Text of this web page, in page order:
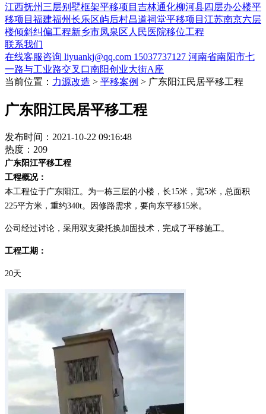
江西抚州三层别墅框架平移项目 吉林通化柳河县四层办公楼平
移项目 福建福州长乐区屿后村昌道祠堂平移项目 江苏南京六层
楼倾斜纠偏工程新乡市凤泉区人民医院移位工程
联系我们
在线客服咨询 liyuankj@qq.com 15037737127 河南省南阳市七
一路与工业路交叉口南阳创业大街A座
当前位置： 力源改造 > 平移案例 > 广东阳江民居平移工程
广东阳江民居平移工程
发布时间：2021-10-22 09:16:48
热度：209
广东阳江平移工程
工程概况：
本工程位于广东阳江。为一栋三层的小楼，长15米，宽5米，总面积
225平方米，重约340t。因修路需求，要向东平移15米。
公司经过讨论，采用双支梁托换加固技术，完成了平移施工。
工程工期：
20天